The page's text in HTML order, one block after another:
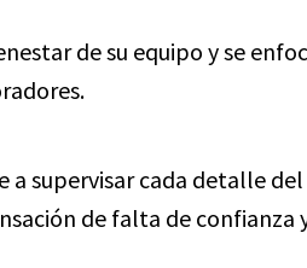
de su equipo y se
a supervisar cada detalle
de falta de confianza